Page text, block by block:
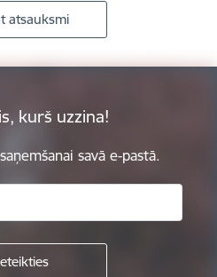
atsauksmi
kurš uzzina!
savā e-pastā.